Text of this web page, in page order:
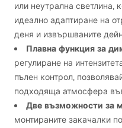
или неутрална светлина,
идеално адаптиране на
деня и извършваните
Плавна функция за
регулиране на
пълен контрол,
подходяща атмосфера
Две възможности за
монтираните закачалки